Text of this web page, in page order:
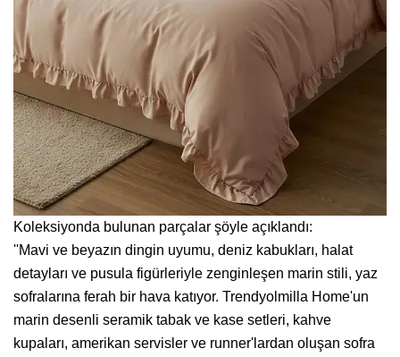
Koleksiyonda bulunan parçalar şöyle açıklandı:
''Mavi ve beyazın dingin uyumu, deniz kabukları, halat
detayları ve pusula figürleriyle zenginleşen marin stili, yaz
sofralarına ferah bir hava katıyor. Trendyolmilla Home'un
marin desenli seramik tabak ve kase setleri, kahve
kupaları, amerikan servisler ve runner'lardan oluşan sofra